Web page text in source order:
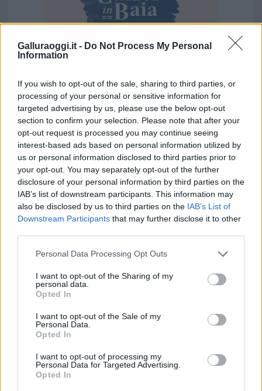
Galluraoggi.it - Do Not Process My Personal
Information
If you wish to opt-out of the sale, sharing to third parties, or
processing of your personal or sensitive information for
targeted advertising by us, please use the below opt-out
section to confirm your selection. Please note that after your
opt-out request is processed you may continue seeing
interest-based ads based on personal information utilized by
us or personal information disclosed to third parties prior to
your opt-out. You may separately opt-out of the further
disclosure of your personal information by third parties on the
IAB’s list of downstream participants. This information may
also be disclosed by us to third parties on the IAB’s List of
Downstream Participants that may further disclose it to other
Please note that this website/app uses one or more Google
not limited to your visit or usage behaviour. You may click to
grant or deny consent to Google and its third-party tags to
use your data for below specified purposes in below Google
consent section.
Personal Data Processing Opt Outs
I want to opt-out of the Sharing of my
personal data.
Opted In
I want to opt-out of the Sale of my
Personal Data.
Opted In
I want to opt-out of processing my
Personal Data for Targeted Advertising.
Opted In
Vuoi rimuovere le pubblicità nazionali?
Puoi abbonarti asoli € 1,10 al mese
cliccandoqui
Sei già abbonato?
Puoi effettuare l'accesso andando nella
sezioneLogindal menù del sito o
cliccandoqui
Notizie Olbia
Roberto Li Gioi Sabrina Serra
i tuoi video e le tue foto